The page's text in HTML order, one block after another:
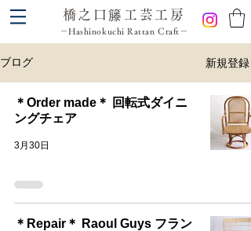
橋之口籐工芸工房
－Hashinokuchi Rattan Craft－
ブログ 新規登録
＊Order made＊ 回転式ダイニ
ングチェア
3月30日
＊Repair＊ Raoul Guys フラン